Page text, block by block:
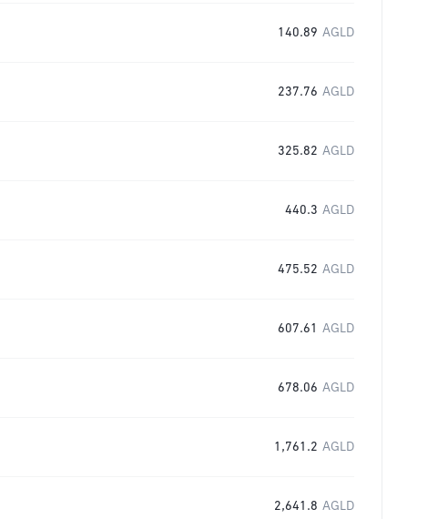
140.89 AGLD
237.76 AGLD
325.82 AGLD
440.3 AGLD
475.52 AGLD
607.61 AGLD
678.06 AGLD
1,761.2 AGLD
2,641.8 AGLD